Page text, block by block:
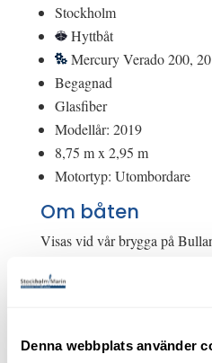
Denna webbplats använder
Stockholm
Hyttbåt
Mercury Verado 200,
Begagnad
Glasfiber
Modellår: 2019
8,75 m x 2,95 m
Motortyp: Utombordare
Om båten
Visas vid vår brygga på
Axopar 28 Brabus AC - 2x
barnlek att framföra i hamn